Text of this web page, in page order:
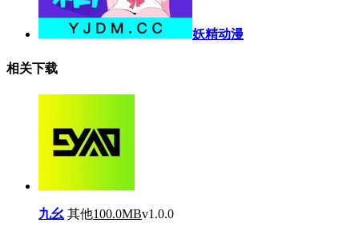
妖精动漫
相关下载
九幺 其他100.0MBv1.0.0